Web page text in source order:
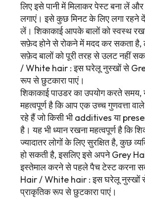
लिए इसे पानी में मिलाकर पेस्ट बना लें
लगाएं। इसे कुछ मिनट के लिए लगा रहने
लें। शिकाकाई आपके बालों को स्वस्थ
सफ़ेद होने से रोकने में मदद कर सकता है,
सफ़ेद बालों को पूरी तरह से उलट नहीं
/ White hair : इस घरेलू नुस्खों से
रूप से छुटकारा पाएं।
शिकाकाई पाउडर का उपयोग करते समय,
महत्वपूर्ण है कि आप एक उच्च गुणवत्ता
रहे हैं जो किसी भी additives या
है। यह भी ध्यान रखना महत्वपूर्ण है कि
ज्यादातर लोगों के लिए सुरक्षित है, कुछ
हो सकती है, इसलिए इसे अपने Grey
इस्तेमाल करने से पहले पैच टेस्ट करना
Hair / White hair : इस घरेलू नुस्खों
प्राकृतिक रूप से छुटकारा पाएं।